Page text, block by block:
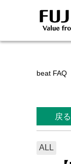
beat FAQ
戻る
ALL